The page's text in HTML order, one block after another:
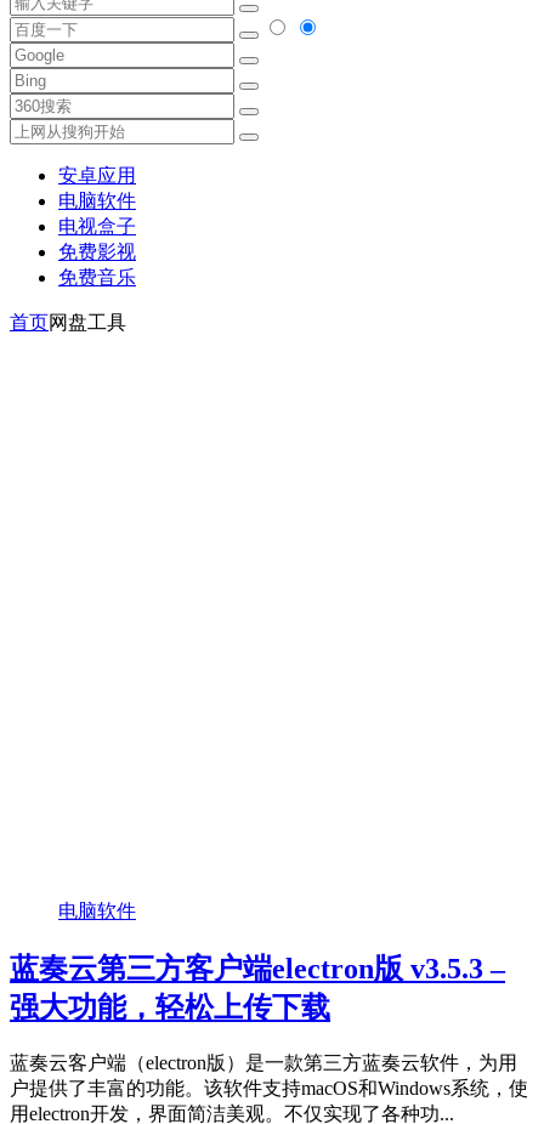
安卓应用
电脑软件
电视盒子
免费影视
免费音乐
首页网盘工具
电脑软件
蓝奏云第三方客户端electron版 v3.5.3 –
强大功能，轻松上传下载
蓝奏云客户端（electron版）是一款第三方蓝奏云软件，为用
户提供了丰富的功能。该软件支持macOS和Windows系统，使
用electron开发，界面简洁美观。不仅实现了各种功...